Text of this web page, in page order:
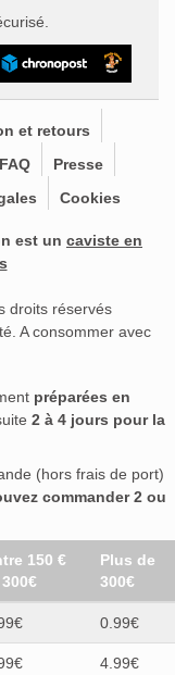
et retours
FAQ
Presse
Cookies
est un caviste en
droits réservés
A consommer avec
préparées en
2 à 4 jours pour la
(hors frais de port)
commander 2 ou
150 €
Plus de
300€
0.99€
4.99€